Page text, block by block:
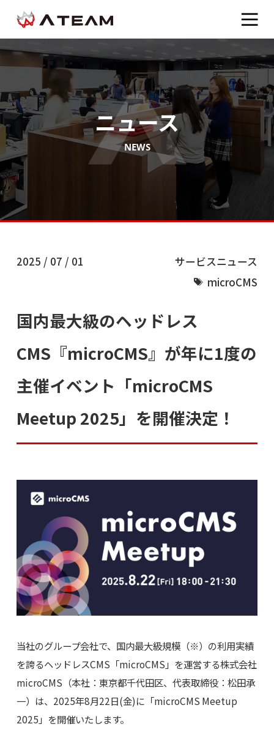
ニュース
NEWS
2025 / 07 / 01
サービスニュース
microCMS
国内最大級のヘッドレス
CMS『microCMS』が年に1度の
主催イベント「microCMS
Meetup 2025」を開催決定！
当社のグループ会社で、国内最大級規模（※）の利用実績
を誇るヘッドレスCMS「microCMS」を運営する株式会社
microCMS（本社：東京都千代田区、代表取締役：松田承
一）は、2025年8月22日(金)に「microCMS Meetup
2025」を開催いたします。